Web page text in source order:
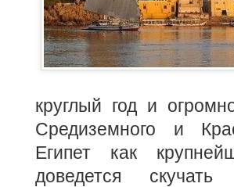
круглый год и
Средиземного и
Египет как
доведется